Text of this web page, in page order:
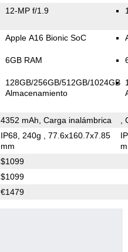
12-MP f/1.9
Apple A16 Bionic SoC
6GB RAM
128GB/256GB/512GB/1024GB
Almacenamiento
4352 mAh, Carga inalámbrica
IP68, 240g
, 77.6x160.7x7.85
mm
$1099
$1099
€1479